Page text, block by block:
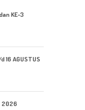
KE-3
16 AGUSTUS
2026